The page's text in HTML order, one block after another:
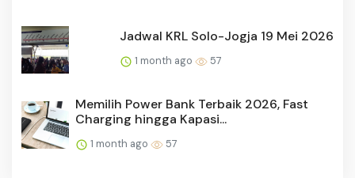
Jadwal KRL Solo-Jogja 19 Mei 2026
1 month ago 57
Memilih Power Bank Terbaik 2026, Fast
Charging hingga Kapasi...
1 month ago 57